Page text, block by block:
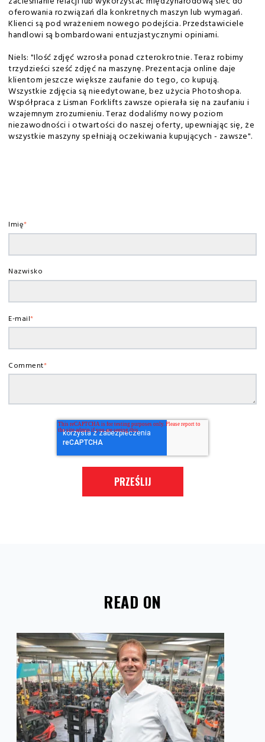
oferowania rozwiązań dla konkretnych maszyn lub wymagań.
Klienci są pod wrażeniem nowego podejścia. Przedstawiciele
handlowi są bombardowani entuzjastycznymi opiniami.
Niels: "Ilość zdjęć wzrosła ponad czterokrotnie. Teraz robimy
trzydzieści sześć zdjęć na maszynę. Prezentacja online daje
klientom jeszcze większe zaufanie do tego, co kupują.
Wszystkie zdjęcia są nieedytowane, bez użycia Photoshopa.
Współpraca z Lisman Forklifts zawsze opierała się na zaufaniu i
wzajemnym zrozumieniu. Teraz dodaliśmy nowy poziom
niezawodności i otwartości do naszej oferty, upewniając się, że
wszystkie maszyny spełniają oczekiwania kupujących - zawsze".
Imię*
Nazwisko
E-mail*
Comment*
READ ON